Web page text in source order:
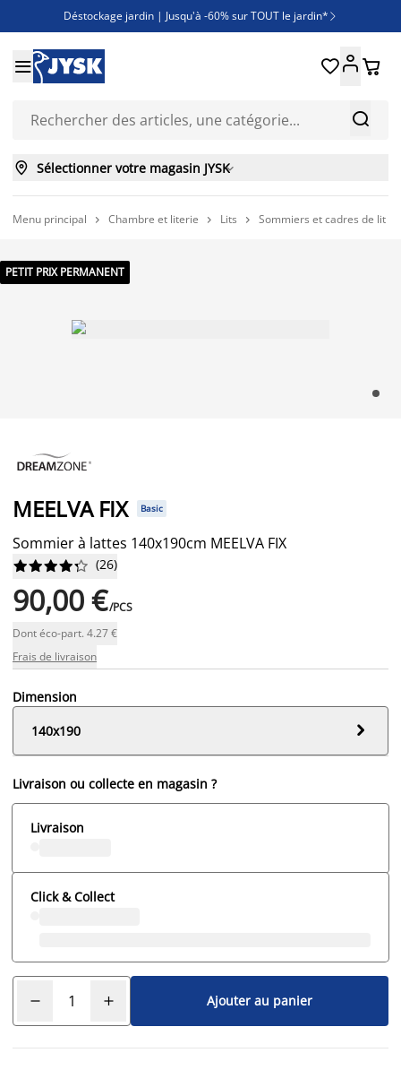
Déstockage jardin | Jusqu'à -60% sur TOUT le jardin* 
Jusqu'à -50% sur une sélection literie
Découvrez les nouveautés de la collection


 
 Sélectionner votre magasin JYSK
Menu principal  Chambre et literie  Lits  Sommiers et cadres de lit
PETIT PRIX PERMANENT
MEELVA FIX Basic
Sommier à lattes 140x190cm MEELVA FIX





 (26)
90,00 €/PCS
Dont éco-part. 4.27 €
Frais de livraison
Dimension
140x190

Livraison ou collecte en magasin ?
Livraison
Click & Collect
Ajouter au panier